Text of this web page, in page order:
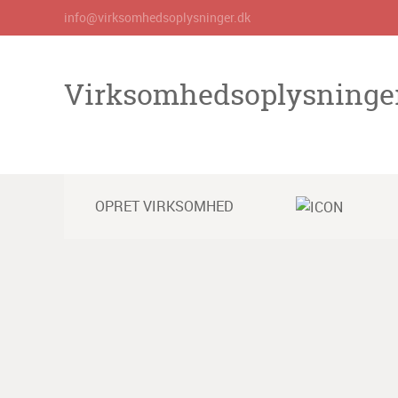
info@virksomhedsoplysninger.dk
OPRET VIRKSOMHED